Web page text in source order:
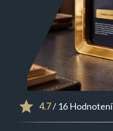
4.7/ 16 Hodnotení